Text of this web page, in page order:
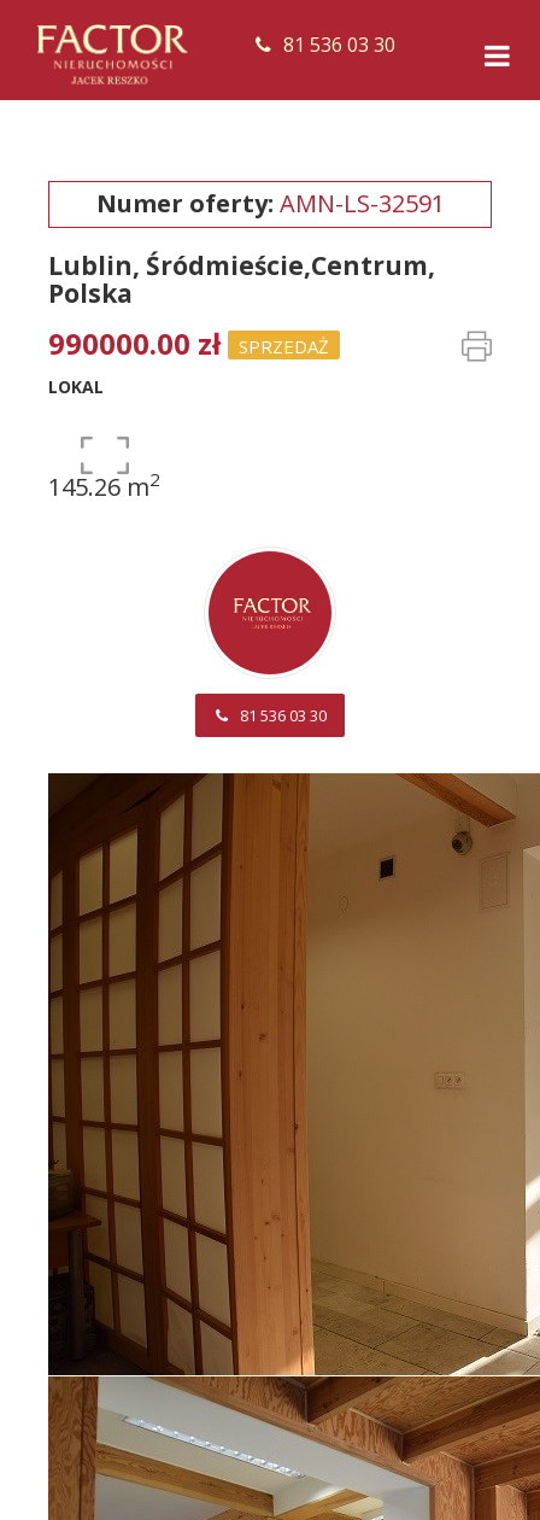
81 536 03 30
Numer oferty: AMN-LS-32591
Lublin, Śródmieście,Centrum,
Polska
990000.00 zł SPRZEDAŻ
LOKAL
145.26 m2
81 536 03 30